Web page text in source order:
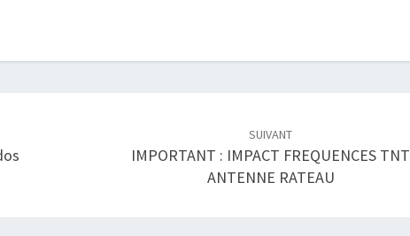
SUIVANT
IMPORTANT : IMPACT FREQUENCES TNT
ANTENNE RATEAU